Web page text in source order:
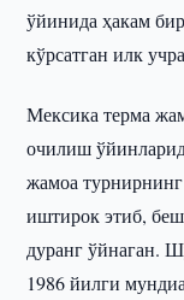
ўйинида ҳакам
кўрсатган илк
Мексика терма
очилиш
жамоа турнирнинг
иштирок этиб,
дуранг ўйнаган.
1986 йилги